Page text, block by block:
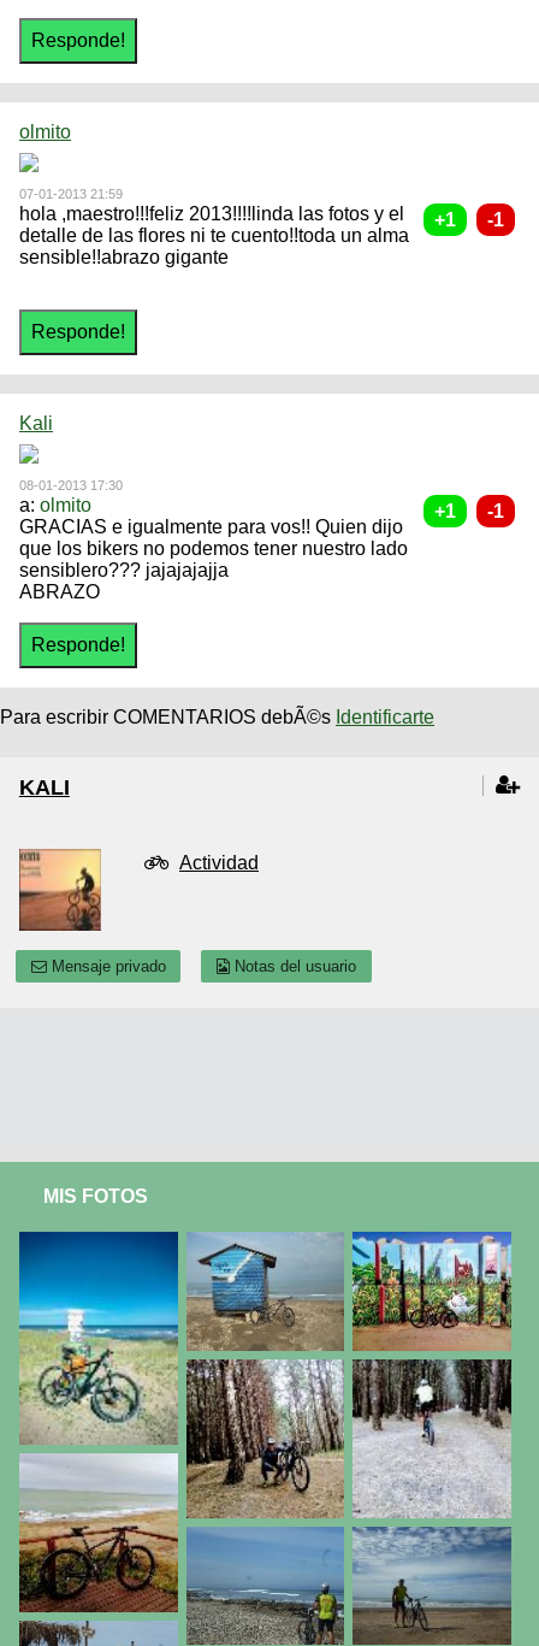
olmito
07-01-2013 21:59
hola ,maestro!!!feliz 2013!!!!linda las fotos y el
detalle de las flores ni te cuento!!toda un alma
sensible!!abrazo gigante
Kali
08-01-2013 17:30
a: olmito
GRACIAS e igualmente para vos!! Quien dijo
que los bikers no podemos tener nuestro lado
sensiblero??? jajajajajja
ABRAZO
Para escribir COMENTARIOS debÃ©s Identificarte
KALI
Actividad
Mensaje privado Notas del usuario
MIS FOTOS